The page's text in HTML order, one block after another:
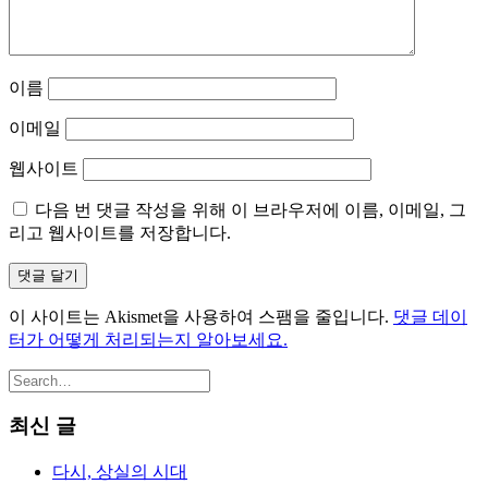
이름
이메일
웹사이트
다음 번 댓글 작성을 위해 이 브라우저에 이름, 이메일, 그
리고 웹사이트를 저장합니다.
이 사이트는 Akismet을 사용하여 스팸을 줄입니다. 댓글 데이
터가 어떻게 처리되는지 알아보세요.
최신 글
다시, 상실의 시대